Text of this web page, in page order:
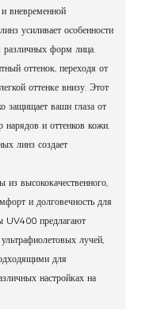
вневременной
усиливает особенности
различных форм лица.
оттенок, переходя от
оттенке внизу. Этот
защищает ваши глаза от
нарядов и оттенков кожи.
линз создает
из высококачественного,
и долговечность для
UV400 предлагают
лучей,
для
настройках на